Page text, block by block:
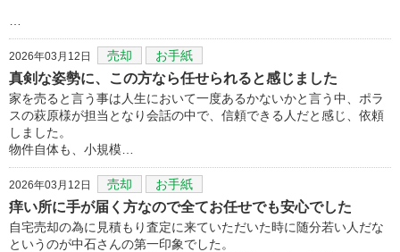
2026年03月12日 売却 お手紙
真剣な姿勢に、この方なら任せられると感じました
家を売ると言う事は人生において一度あるかないかと言う中、ポラ
スの萩原様が担当となり会話の中で、信頼できる人だと感じ、依頼
しました。
物件自体も、小規模…
2026年03月12日 売却 お手紙
痒い所に手が届く方なので全てお任せでも安心でした
自宅売却の為に見積もり査定に来ていただいた時に随分若い人だな
というのが中石さんの第一印象でした。